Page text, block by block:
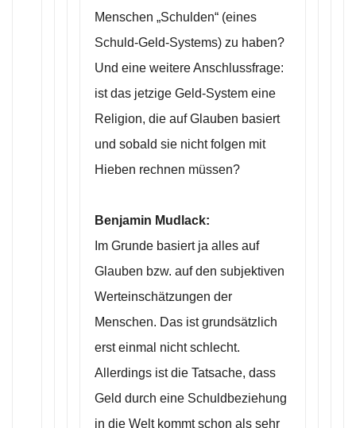
Menschen „Schulden“ (eines
Schuld-Geld-Systems) zu haben?
Und eine weitere Anschlussfrage:
ist das jetzige Geld-System eine
Religion, die auf Glauben basiert
und sobald sie nicht folgen mit
Hieben rechnen müssen?
Benjamin Mudlack:
Im Grunde basiert ja alles auf
Glauben bzw. auf den subjektiven
Werteinschätzungen der
Menschen. Das ist grundsätzlich
erst einmal nicht schlecht.
Allerdings ist die Tatsache, dass
Geld durch eine Schuldbeziehung
in die Welt kommt schon als sehr